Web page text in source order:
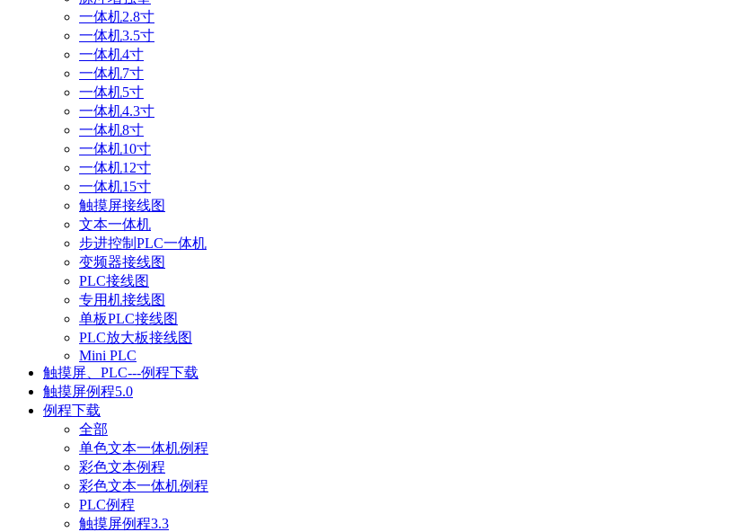
一体机2.8寸
一体机3.5寸
一体机4寸
一体机7寸
一体机5寸
一体机4.3寸
一体机8寸
一体机10寸
一体机12寸
一体机15寸
触摸屏接线图
文本一体机
步进控制PLC一体机
变频器接线图
PLC接线图
专用机接线图
单板PLC接线图
PLC放大板接线图
Mini PLC
触摸屏、PLC---例程下载
触摸屏例程5.0
例程下载
全部
单色文本一体机例程
彩色文本例程
彩色文本一体机例程
PLC例程
触摸屏例程3.3